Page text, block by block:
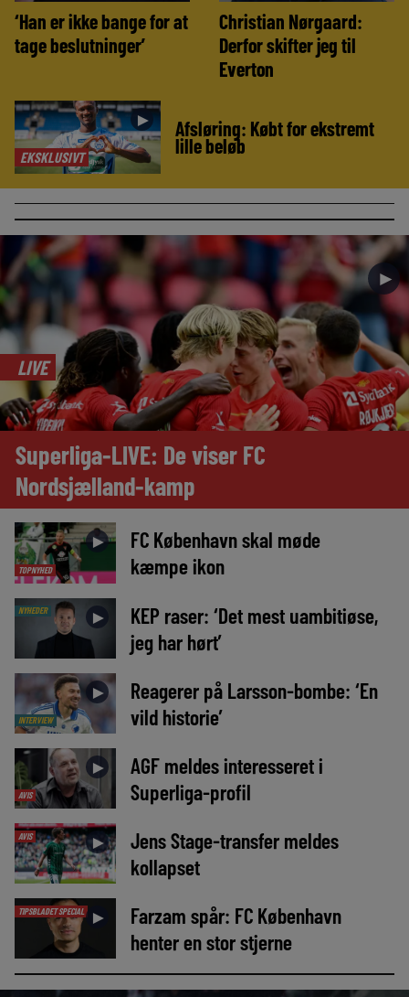
‘Han er ikke bange for at
tage beslutninger’
Christian Nørgaard:
Derfor skifter jeg til
Everton
EKSKLUSIVT
► Afsløring: Købt for ekstremt
lille beløb
►
LIVE
Superliga-LIVE: De viser FC
Nordsjælland-kamp
TOPNYHED
►
FC København skal møde
kæmpe ikon
NYHEDER ►
KEP raser: ‘Det mest uambitiøse,
jeg har hørt’
INTERVIEW
►
Reagerer på Larsson-bombe: ‘En
vild historie’
AVIS
►
AGF meldes interesseret i
Superliga-profil
AVIS ►
Jens Stage-transfer meldes
kollapset
TIPSBLADET SPECIAL ►
Farzam spår: FC København
henter en stor stjerne